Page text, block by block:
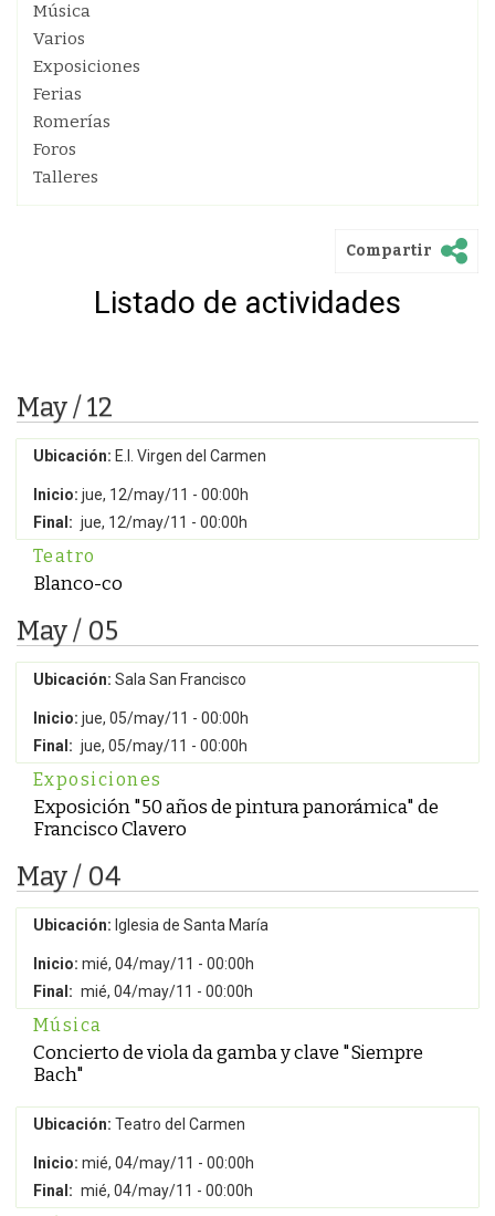
Música
Varios
Exposiciones
Ferias
Romerías
Foros
Talleres
Compartir
Listado de actividades
May / 12
Ubicación: E.I. Virgen del Carmen
Inicio: jue, 12/may/11 - 00:00h
Final: jue, 12/may/11 - 00:00h
Teatro
Blanco-co
May / 05
Ubicación: Sala San Francisco
Inicio: jue, 05/may/11 - 00:00h
Final: jue, 05/may/11 - 00:00h
Exposiciones
Exposición "50 años de pintura panorámica" de
Francisco Clavero
May / 04
Ubicación: Iglesia de Santa María
Inicio: mié, 04/may/11 - 00:00h
Final: mié, 04/may/11 - 00:00h
Música
Concierto de viola da gamba y clave "Siempre
Bach"
Ubicación: Teatro del Carmen
Inicio: mié, 04/may/11 - 00:00h
Final: mié, 04/may/11 - 00:00h